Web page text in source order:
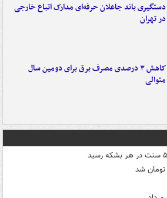
دستگیری باند جاعلان حرفه‌ای مدارک اتباع خارجی
در تهران
کاهش ۳ درصدی مصرف برق برای دومین سال
متوالی